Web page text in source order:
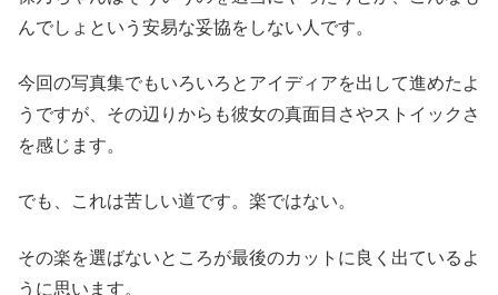
んでしょという安易な妥協をしない人です。
今回の写真集でもいろいろとアイディアを出して進めたよ
うですが、その辺りからも彼女の真面目さやストイックさ
を感じます。
でも、これは苦しい道です。楽ではない。
その楽を選ばないところが最後のカットに良く出ているよ
うに思います。